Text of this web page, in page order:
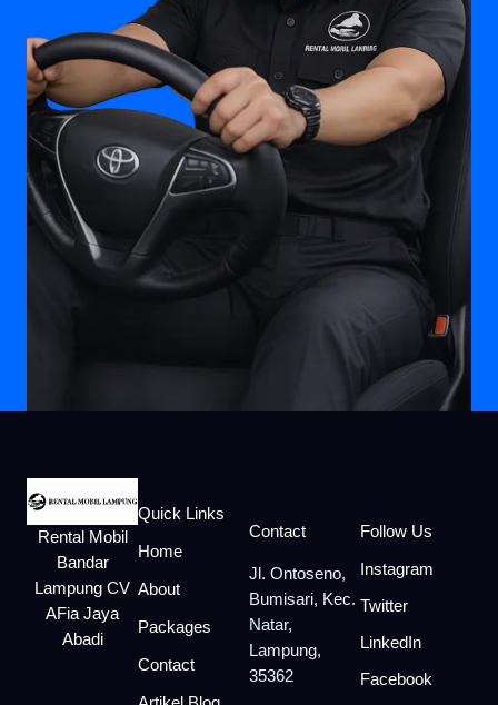
Rental Mobil
Bandar
Lampung CV
AFia Jaya
Abadi
Quick Links
Home
About
Packages
Contact
Contact
Jl. Ontoseno,
Bumisari, Kec.
Natar,
Lampung,
35362
Follow Us
Instagram
Twitter
LinkedIn
Facebook